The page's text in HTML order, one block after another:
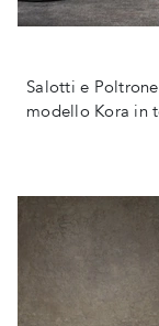
Salotti e
modello Kora in